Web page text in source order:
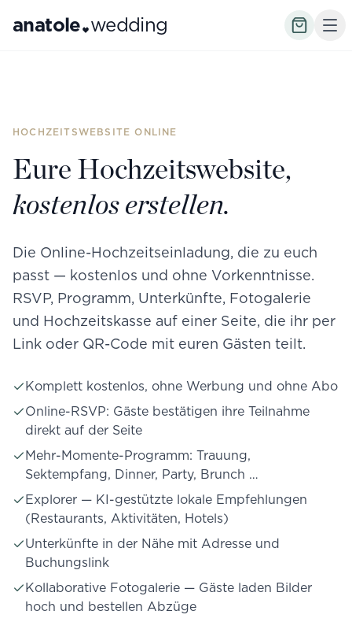
anatole wedding
HOCHZEITSWEBSITE ONLINE
Eure Hochzeitswebsite,
kostenlos erstellen.
Die Online-Hochzeitseinladung, die zu euch
passt — kostenlos und ohne Vorkenntnisse.
RSVP, Programm, Unterkünfte, Fotogalerie
und Hochzeitskasse auf einer Seite, die ihr per
Link oder QR-Code mit euren Gästen teilt.
Komplett kostenlos, ohne Werbung und ohne Abo
Online-RSVP: Gäste bestätigen ihre Teilnahme
direkt auf der Seite
Mehr-Momente-Programm: Trauung,
Sektempfang, Dinner, Party, Brunch …
Explorer — KI-gestützte lokale Empfehlungen
(Restaurants, Aktivitäten, Hotels)
Unterkünfte in der Nähe mit Adresse und
Buchungslink
Kollaborative Fotogalerie — Gäste laden Bilder
hoch und bestellen Abzüge